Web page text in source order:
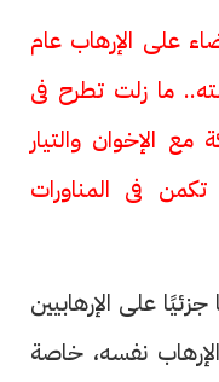
على الإرهاب عام
ما زلت تطرح فى
الإخوان والتيار
فى المناورات
على الإرهابيين
نفسه، خاصة